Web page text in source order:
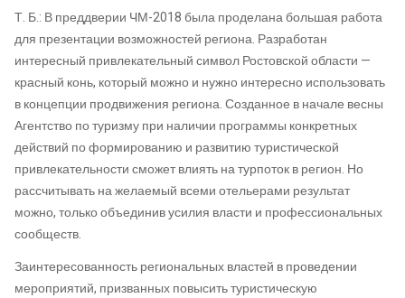
Т. Б.: В преддверии ЧМ-2018 была проделана большая работа
для презентации возможностей региона. Разработан
интересный привлекательный символ Ростовской области —
красный конь, который можно и нужно интересно использовать
в концепции продвижения региона. Созданное в начале весны
Агентство по туризму при наличии программы конкретных
действий по формированию и развитию туристической
привлекательности сможет влиять на турпоток в регион. Но
рассчитывать на желаемый всеми отельерами результат
можно, только объединив усилия власти и профессиональных
сообществ.
Заинтересованность региональных властей в проведении
мероприятий, призванных повысить туристическую